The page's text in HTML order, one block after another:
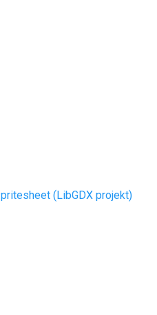
(LibGDX projekt)